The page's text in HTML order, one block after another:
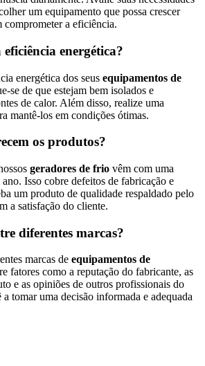
um equipamento que possa crescer
comprometer a eficiência.
energética?
energética dos seus equipamentos de
se de que estejam bem isolados e
de calor. Além disso, realize uma
mantê-los em condições ótimas.
os produtos?
geradores de frio vêm com uma
Isso cobre defeitos de fabricação e
um produto de qualidade respaldado pelo
a satisfação do cliente.
diferentes marcas?
marcas de equipamentos de
fatores como a reputação do fabricante, as
e as opiniões de outros profissionais do
a tomar uma decisão informada e adequada